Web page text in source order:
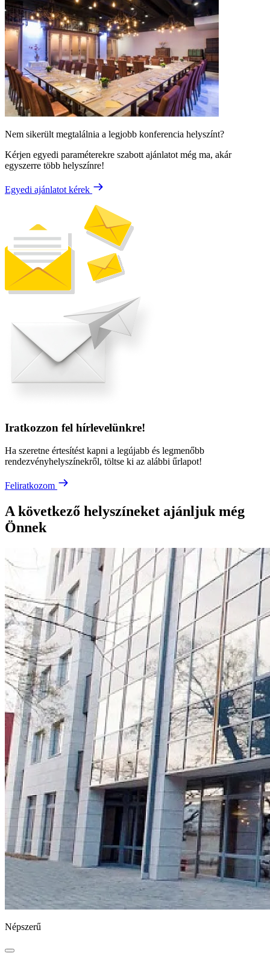
Nem sikerült megtalálnia a legjobb konferencia helyszínt?
Kérjen egyedi paraméterekre szabott ajánlatot még ma, akár
egyszerre több helyszínre!
Egyedi ajánlatot kérek
Iratkozzon fel hírlevelünkre!
Ha szeretne értesítést kapni a legújabb és legmenőbb
rendezvényhelyszínekről, töltse ki az alábbi űrlapot!
Feliratkozom
A következő helyszíneket ajánljuk még
Önnek
Népszerű